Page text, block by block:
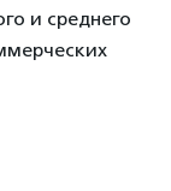
и среднего